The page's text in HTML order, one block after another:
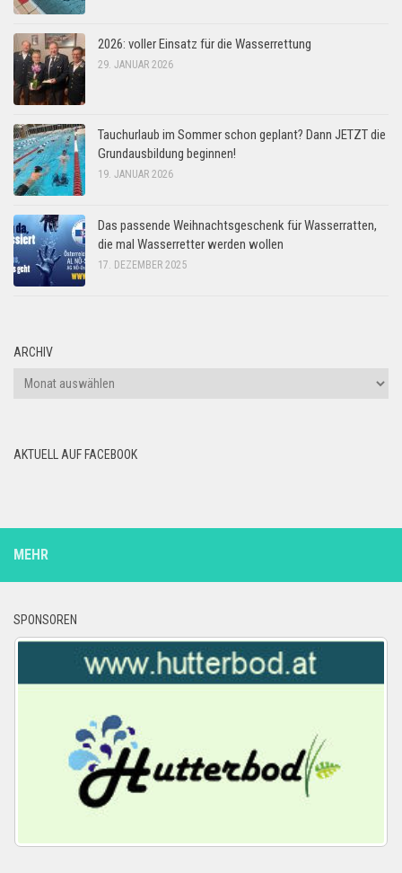
2026: voller Einsatz für die Wasserrettung
29. JANUAR 2026
Tauchurlaub im Sommer schon geplant? Dann JETZT die
Grundausbildung beginnen!
19. JANUAR 2026
Das passende Weihnachtsgeschenk für Wasserratten,
die mal Wasserretter werden wollen
17. DEZEMBER 2025
ARCHIV
Archiv
AKTUELL AUF FACEBOOK
MEHR
SPONSOREN